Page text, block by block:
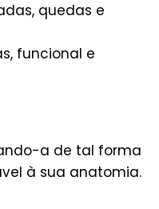
quedas e
funcional e
a de tal forma
à sua anatomia.